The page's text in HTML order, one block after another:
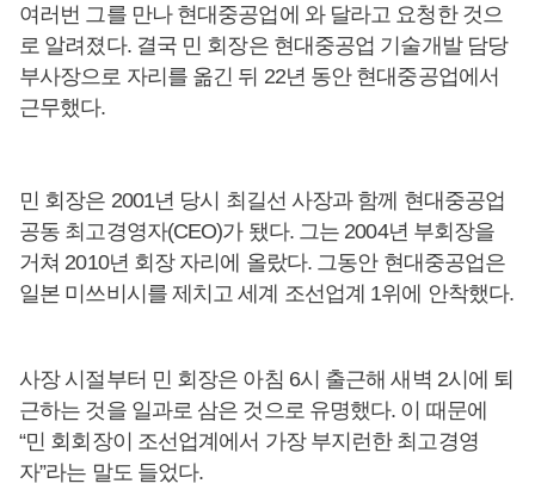
여러번 그를 만나 현대중공업에 와 달라고 요청한 것으
로 알려졌다. 결국 민 회장은 현대중공업 기술개발 담당
부사장으로 자리를 옮긴 뒤 22년 동안 현대중공업에서
근무했다.
민 회장은 2001년 당시 최길선 사장과 함께 현대중공업
공동 최고경영자(CEO)가 됐다. 그는 2004년 부회장을
거쳐 2010년 회장 자리에 올랐다. 그동안 현대중공업은
일본 미쓰비시를 제치고 세계 조선업계 1위에 안착했다.
사장 시절부터 민 회장은 아침 6시 출근해 새벽 2시에 퇴
근하는 것을 일과로 삼은 것으로 유명했다. 이 때문에
“민 회회장이 조선업계에서 가장 부지런한 최고경영
자”라는 말도 들었다.